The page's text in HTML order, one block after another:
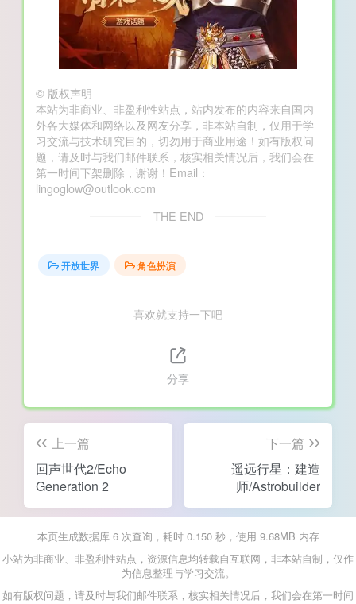
© 版权声明
本站为非商业、非盈利性站点，站内发布的内容来自国内
外各大媒体和网络以及网友分享，非本站自制，仅用于学
习交流与技术研究目的，切勿用于商业用途！如有版权问
题，请及时与我们邮件联系，核实相关情况后，我们会在
第一时间下架删除，谢谢！Email：
lingoglow@outlook.com
THE END
开放世界 角色扮演
喜欢就支持一下吧
分享
上一篇
回声世代2/Echo
Generation 2
下一篇
遥远行星：建造
师/Astrobuilder
本页生成数据库 6 次查询，耗时 0.150 秒，使用 9.68MB 内存
小站为非商业、非盈利性站点，资源信息均转载自互联网，非本站自制，仅作
为信息整理与学习交流。
如有版权问题，请及时与我们邮件联系，核实相关情况后，我们会在第一时间